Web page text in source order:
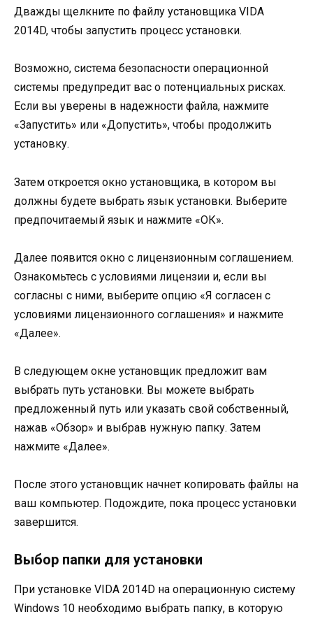
Дважды щелкните по файлу установщика VIDA
2014D, чтобы запустить процесс установки.
Возможно, система безопасности операционной
системы предупредит вас о потенциальных рисках.
Если вы уверены в надежности файла, нажмите
«Запустить» или «Допустить», чтобы продолжить
установку.
Затем откроется окно установщика, в котором вы
должны будете выбрать язык установки. Выберите
предпочитаемый язык и нажмите «ОК».
Далее появится окно с лицензионным соглашением.
Ознакомьтесь с условиями лицензии и, если вы
согласны с ними, выберите опцию «Я согласен с
условиями лицензионного соглашения» и нажмите
«Далее».
В следующем окне установщик предложит вам
выбрать путь установки. Вы можете выбрать
предложенный путь или указать свой собственный,
нажав «Обзор» и выбрав нужную папку. Затем
нажмите «Далее».
После этого установщик начнет копировать файлы на
ваш компьютер. Подождите, пока процесс установки
завершится.
Выбор папки для установки
При установке VIDA 2014D на операционную систему
Windows 10 необходимо выбрать папку, в которую